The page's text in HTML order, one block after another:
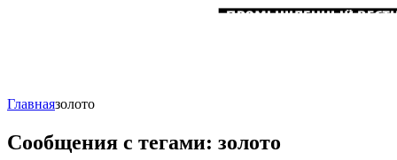
Главнаязолото
Сообщения с тегами: золото